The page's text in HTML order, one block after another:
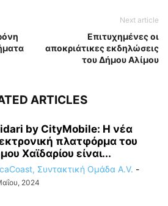
Next article
Επιτυχημένες οι
αποκριάτικες εκδηλώσεις
του Δήμου Αλίμου
ARTICLES
by CityMobile: Η νέα
πλατφόρμα του
Χαϊδαρίου είναι...
Συντακτική Ομάδα A.V. -
2024